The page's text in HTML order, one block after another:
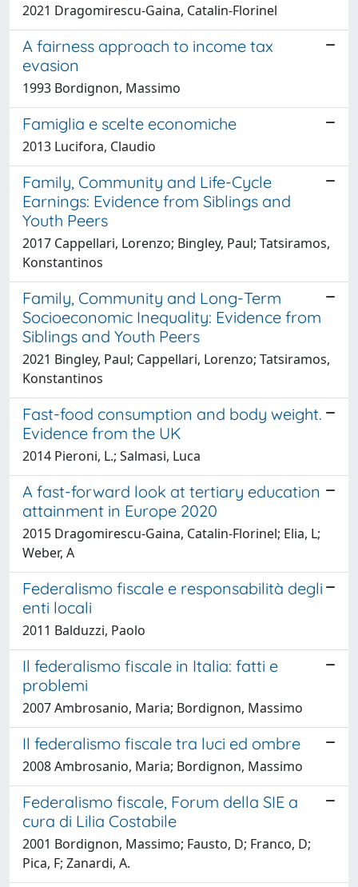
2021 Dragomirescu-Gaina, Catalin-Florinel
A fairness approach to income tax
evasion
1993 Bordignon, Massimo
Famiglia e scelte economiche
2013 Lucifora, Claudio
Family, Community and Life-Cycle
Earnings: Evidence from Siblings and
Youth Peers
2017 Cappellari, Lorenzo; Bingley, Paul; Tatsiramos,
Konstantinos
Family, Community and Long-Term
Socioeconomic Inequality: Evidence from
Siblings and Youth Peers
2021 Bingley, Paul; Cappellari, Lorenzo; Tatsiramos,
Konstantinos
Fast-food consumption and body weight.
Evidence from the UK
2014 Pieroni, L.; Salmasi, Luca
A fast-forward look at tertiary education
attainment in Europe 2020
2015 Dragomirescu-Gaina, Catalin-Florinel; Elia, L;
Weber, A
Federalismo fiscale e responsabilità degli
enti locali
2011 Balduzzi, Paolo
Il federalismo fiscale in Italia: fatti e
problemi
2007 Ambrosanio, Maria; Bordignon, Massimo
Il federalismo fiscale tra luci ed ombre
2008 Ambrosanio, Maria; Bordignon, Massimo
Federalismo fiscale, Forum della SIE a
cura di Lilia Costabile
2001 Bordignon, Massimo; Fausto, D; Franco, D;
Pica, F; Zanardi, A.